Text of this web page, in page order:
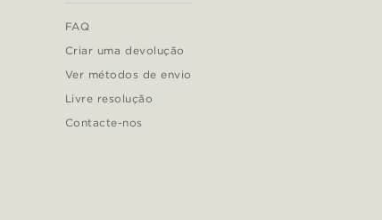
FAQ
Criar uma devolução
Ver métodos de envio
Livre resolução
Contacte-nos